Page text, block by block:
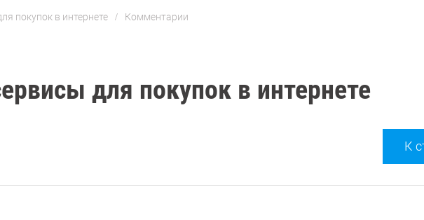
покупок в интернете Комментарии
для покупок в интернете
К